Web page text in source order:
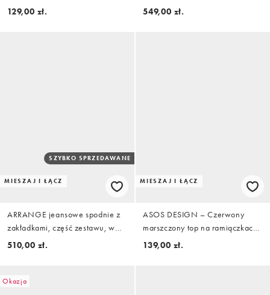
czekoladowym
129,00 zł.
zakładkami w talii w kolorze
549,00 zł.
MIESZAJ I ŁĄCZ
SZYBKO SPRZEDAWANE
ARRANGE jeansowe spodnie z
zakładkami, część zestawu, w
kolorze indygo - MBLUE
510,00 zł.
MIESZAJ I ŁĄCZ
ASOS DESIGN – Czerwony
marszczony top na ramiączkach
z krepy z falbanką przy dekolcie,
139,00 zł.
Okazja